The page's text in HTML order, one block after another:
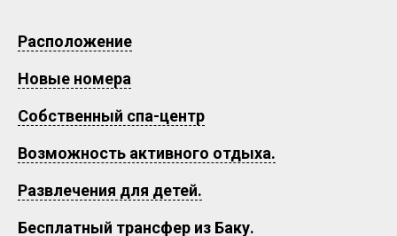
Расположение
Новые номера
Собственный спа-центр
Возможность активного отдыха.
Развлечения для детей.
Бесплатный трансфер из Баку.